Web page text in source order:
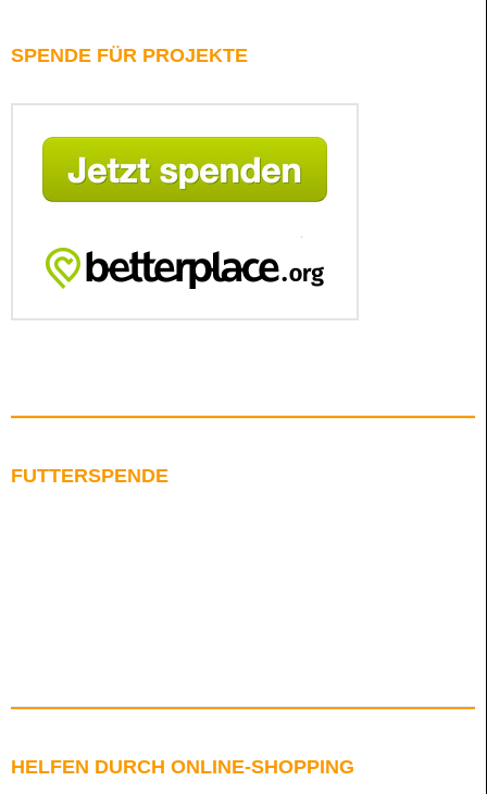
SPENDE FÜR PROJEKTE
FUTTERSPENDE
HELFEN DURCH ONLINE-SHOPPING